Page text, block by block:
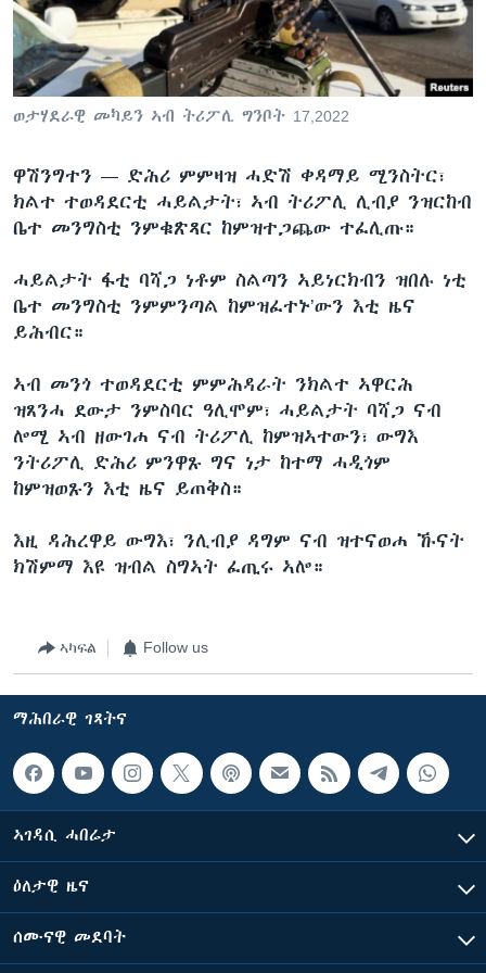
ቂሔ ጽልሚ
ቋንቋታት
ወታሃደራዊ መካይን ኣብ ትሪፖሊ ግንቦት 17,2022
ዋሽንግተን — ድሕሪ ምምዛዝ ሓድሽ ቀዳማይ ሚንስትር፣
ክልተ ተወዳደርቲ ሓይልታት፣ ኣብ ትሪፖሊ ሊብያ ንዝርከብ
ቤተ መንግስቲ ንምቁጽጻር ከምዝተጋጨው ተፈሊጡ።
ሓይልታት ፋቲ ባሻጋ ነቶም ስልጣን ኣይነርክብን ዝበሉ ነቲ
ቤተ መንግስቲ ንምምንጣል ከምዝፈተኑ’ውን እቲ ዜና
ይሕብር።
ኣብ መንጎ ተወዳደርቲ ምምሕዳራት ንክልተ ኣዋርሕ
ዝጸንሓ ደውታ ንምስባር ዓሊሞም፣ ሓይልታት ባሻጋ ናብ
ሎሚ ኣብ ዘውገሐ ናብ ትሪፖሊ ከምዝኣተውን፣ ውግእ
ንትሪፖሊ ድሕሪ ምንዋጹ ግና ነታ ከተማ ሓዲጎም
ከምዝወጹን እቲ ዜና ይጠቅስ።
እዚ ዳሕረዋይ ውግእ፣ ንሊብያ ዳግም ናብ ዝተናወሐ ኹናት
ክሽምማ እዩ ዝብል ስግኣት ፈጢሩ ኣሎ።
ኣካፍል Follow us
ማሕበራዊ ገጻትና
ኣገዳሲ ሓበሬታ
ዕለታዊ ዜና
ሰሙናዊ መደባት